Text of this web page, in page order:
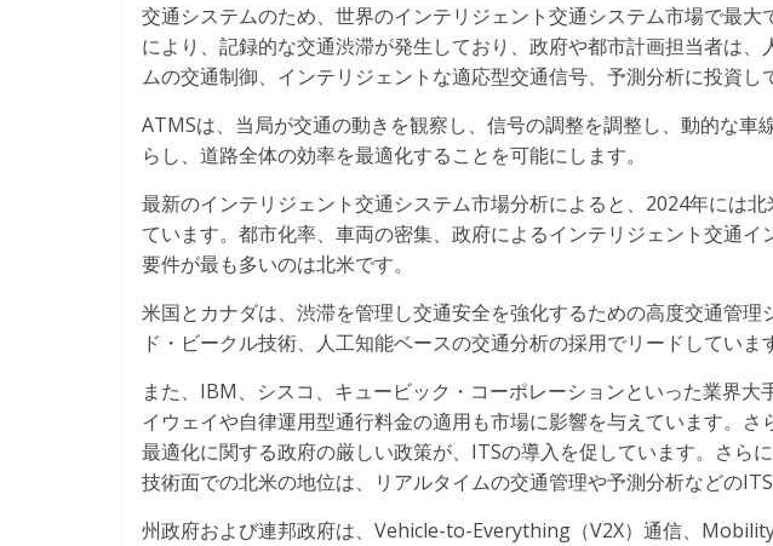
交通システムのため、世界のインテリジェント交通システム市場で最
により、記録的な交通渋滞が発生しており、政府や都市計画担当者は、
ムの交通制御、インテリジェントな適応型交通信号、予測分析に投資し
ATMSは、当局が交通の動きを観察し、信号の調整を調整し、動的な車
らし、道路全体の効率を最適化することを可能にします。
最新のインテリジェント交通システム市場分析によると、2024年には
ています。都市化率、車両の密集、政府によるインテリジェント交通
要件が最も多いのは北米です。
米国とカナダは、渋滞を管理し交通安全を強化するための高度交通管理
ド・ビークル技術、人工知能ベースの交通分析の採用でリードしていま
また、IBM、シスコ、キュービック・コーポレーションといった業界大
イウェイや自律運用型通行料金の適用も市場に影響を与えています。
最適化に関する政府の厳しい政策が、ITSの導入を促しています。さら
技術面での北米の地位は、リアルタイムの交通管理や予測分析などのITS
州政府および連邦政府は、Vehicle-to-Everything（V2X）通信、